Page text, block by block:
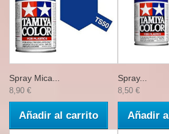
Spray Mica...
8,90 €
Añadir al carrito
Spray...
8,50 €
Añadir